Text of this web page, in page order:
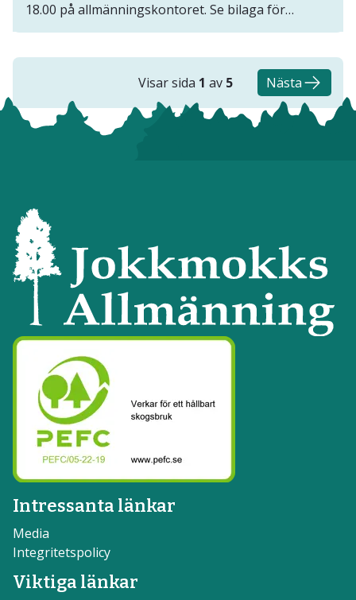
18.00 på allmänningskontoret. Se bilaga för
dagordning.
Visar sida 1 av 5 Nästa
Intressanta länkar
Media
Integritetspolicy
Viktiga länkar